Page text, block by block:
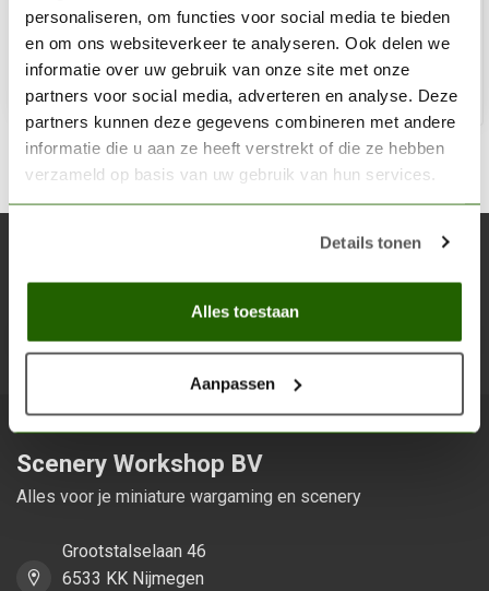
personaliseren, om functies voor social media te bieden
en om ons websiteverkeer te analyseren. Ook delen we
informatie over uw gebruik van onze site met onze
partners voor social media, adverteren en analyse. Deze
partners kunnen deze gegevens combineren met andere
informatie die u aan ze heeft verstrekt of die ze hebben
verzameld op basis van uw gebruik van hun services.
Details tonen
Alles toestaan
Aanpassen
€3,60
Op voorraad
Blijf op de hoogte over onze laatste acties
Scenery Workshop BV
Alles voor je miniature wargaming en scenery
Grootstalselaan 46
6533 KK Nijmegen